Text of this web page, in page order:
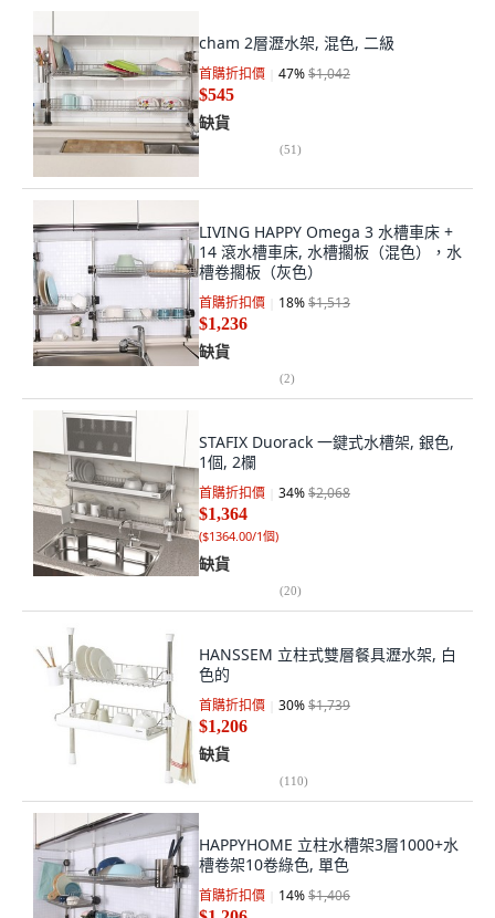
cham 2層瀝水架, 混色, 二級
首購折扣價 47%$1,042
$545
缺貨
(51)
LIVING HAPPY Omega 3 水槽車床 +
14 滾水槽車床, 水槽擱板（混色），水
槽卷擱板（灰色）
首購折扣價 18%$1,513
$1,236
缺貨
(2)
STAFIX Duorack 一鍵式水槽架, 銀色,
1個, 2欄
首購折扣價 34%$2,068
$1,364
($1364.00/1個)
缺貨
(20)
HANSSEM 立柱式雙層餐具瀝水架, 白
色的
首購折扣價 30%$1,739
$1,206
缺貨
(110)
HAPPYHOME 立柱水槽架3層1000+水
槽卷架10卷綠色, 單色
首購折扣價 14%$1,406